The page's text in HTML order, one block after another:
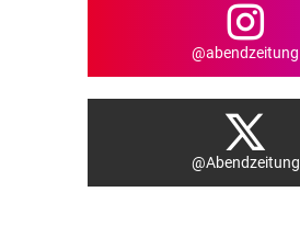
@abendzeitung
@Abendzeitung